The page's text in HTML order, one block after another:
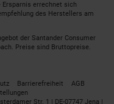
Ersparnis errechnet sich
des Herstellers am
der Santander Consumer
Preise sind Bruttopreise.
Barrierefreiheit
AGB
Str. 1 | DE-07747 Jena |